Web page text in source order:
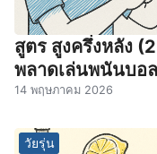
สูตร สูงครึ่งหลัง
พลาดเล่นพนันบอ
14 พฤษภาคม 2026
วัยรุ่น